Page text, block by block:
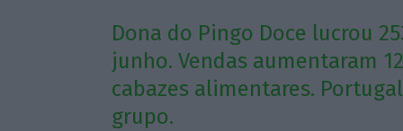
Dona do Pingo Doce lucrou
junho. Vendas aumentaram
cabazes alimentares.
grupo.